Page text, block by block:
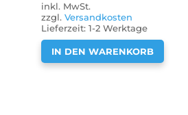
inkl. MwSt.
zzgl. Versandkosten
Lieferzeit: 1-2 Werktage
IN DEN WARENKORB